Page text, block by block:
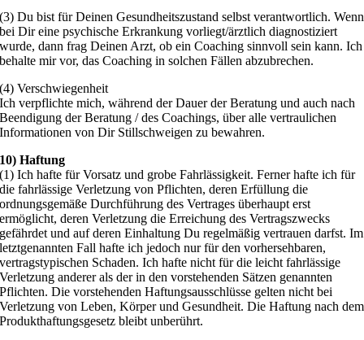
(3) Du bist für Deinen Gesundheitszustand selbst verantwortlich. Wenn
bei Dir eine psychische Erkrankung vorliegt/ärztlich diagnostiziert
wurde, dann frag Deinen Arzt, ob ein Coaching sinnvoll sein kann. Ich
behalte mir vor, das Coaching in solchen Fällen abzubrechen.
(4) Verschwiegenheit
Ich verpflichte mich, während der Dauer der Beratung und auch nach
Beendigung der Beratung / des Coachings, über alle vertraulichen
Informationen von Dir Stillschweigen zu bewahren.
10) Haftung
(1) Ich hafte für Vorsatz und grobe Fahrlässigkeit. Ferner hafte ich für
die fahrlässige Verletzung von Pflichten, deren Erfüllung die
ordnungsgemäße Durchführung des Vertrages überhaupt erst
ermöglicht, deren Verletzung die Erreichung des Vertragszwecks
gefährdet und auf deren Einhaltung Du regelmäßig vertrauen darfst. Im
letztgenannten Fall hafte ich jedoch nur für den vorhersehbaren,
vertragstypischen Schaden. Ich hafte nicht für die leicht fahrlässige
Verletzung anderer als der in den vorstehenden Sätzen genannten
Pflichten. Die vorstehenden Haftungsausschlüsse gelten nicht bei
Verletzung von Leben, Körper und Gesundheit. Die Haftung nach dem
Produkthaftungsgesetz bleibt unberührt.